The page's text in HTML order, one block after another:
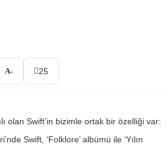
- 25
olan Swift’in bizimle ortak bir özelliği var:
Swift, ‘Folklore’ albümü ile ‘Yılın